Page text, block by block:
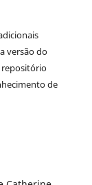
versão do
repositório
de